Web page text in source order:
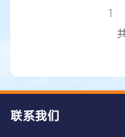
请一次而已,为什
国家秘密被一审法
平上诉。2016 年 4
1
联系我们